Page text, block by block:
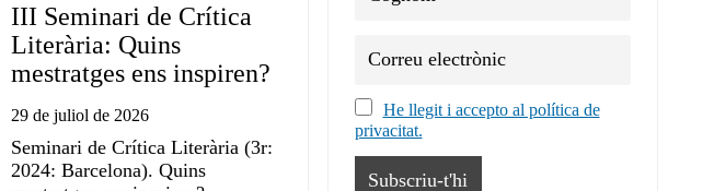
III Seminari de Crítica
Literària: Quins
mestratges ens inspiren?
29 de juliol de 2026
Seminari de Crítica Literària (3r:
2024: Barcelona). Quins
He llegit i accepto al política de
privacitat.